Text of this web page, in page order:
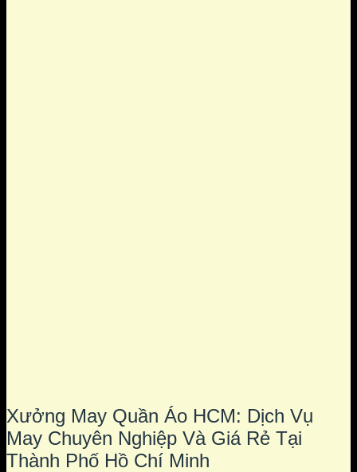
Xưởng May Quần Áo HCM: Dịch Vụ
May Chuyên Nghiệp Và Giá Rẻ Tại
Thành Phố Hồ Chí Minh